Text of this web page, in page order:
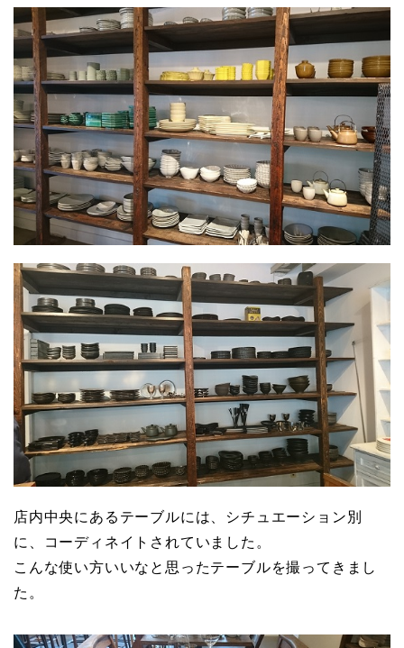
店内中央にあるテーブルには、シチュエーション別
に、コーディネイトされていました。
こんな使い方いいなと思ったテーブルを撮ってきまし
た。